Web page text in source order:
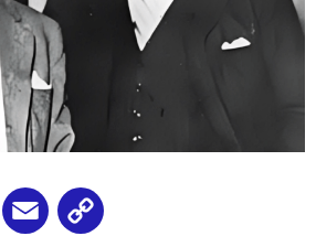
WhatsApp
Email